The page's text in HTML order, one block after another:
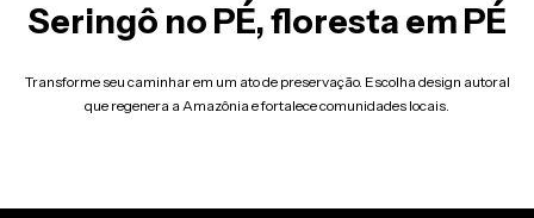
Seringô no PÉ, floresta em PÉ
Transforme seu caminhar em um ato de preservação. Escolha design autoral
que regenera a Amazônia e fortalece comunidades locais.